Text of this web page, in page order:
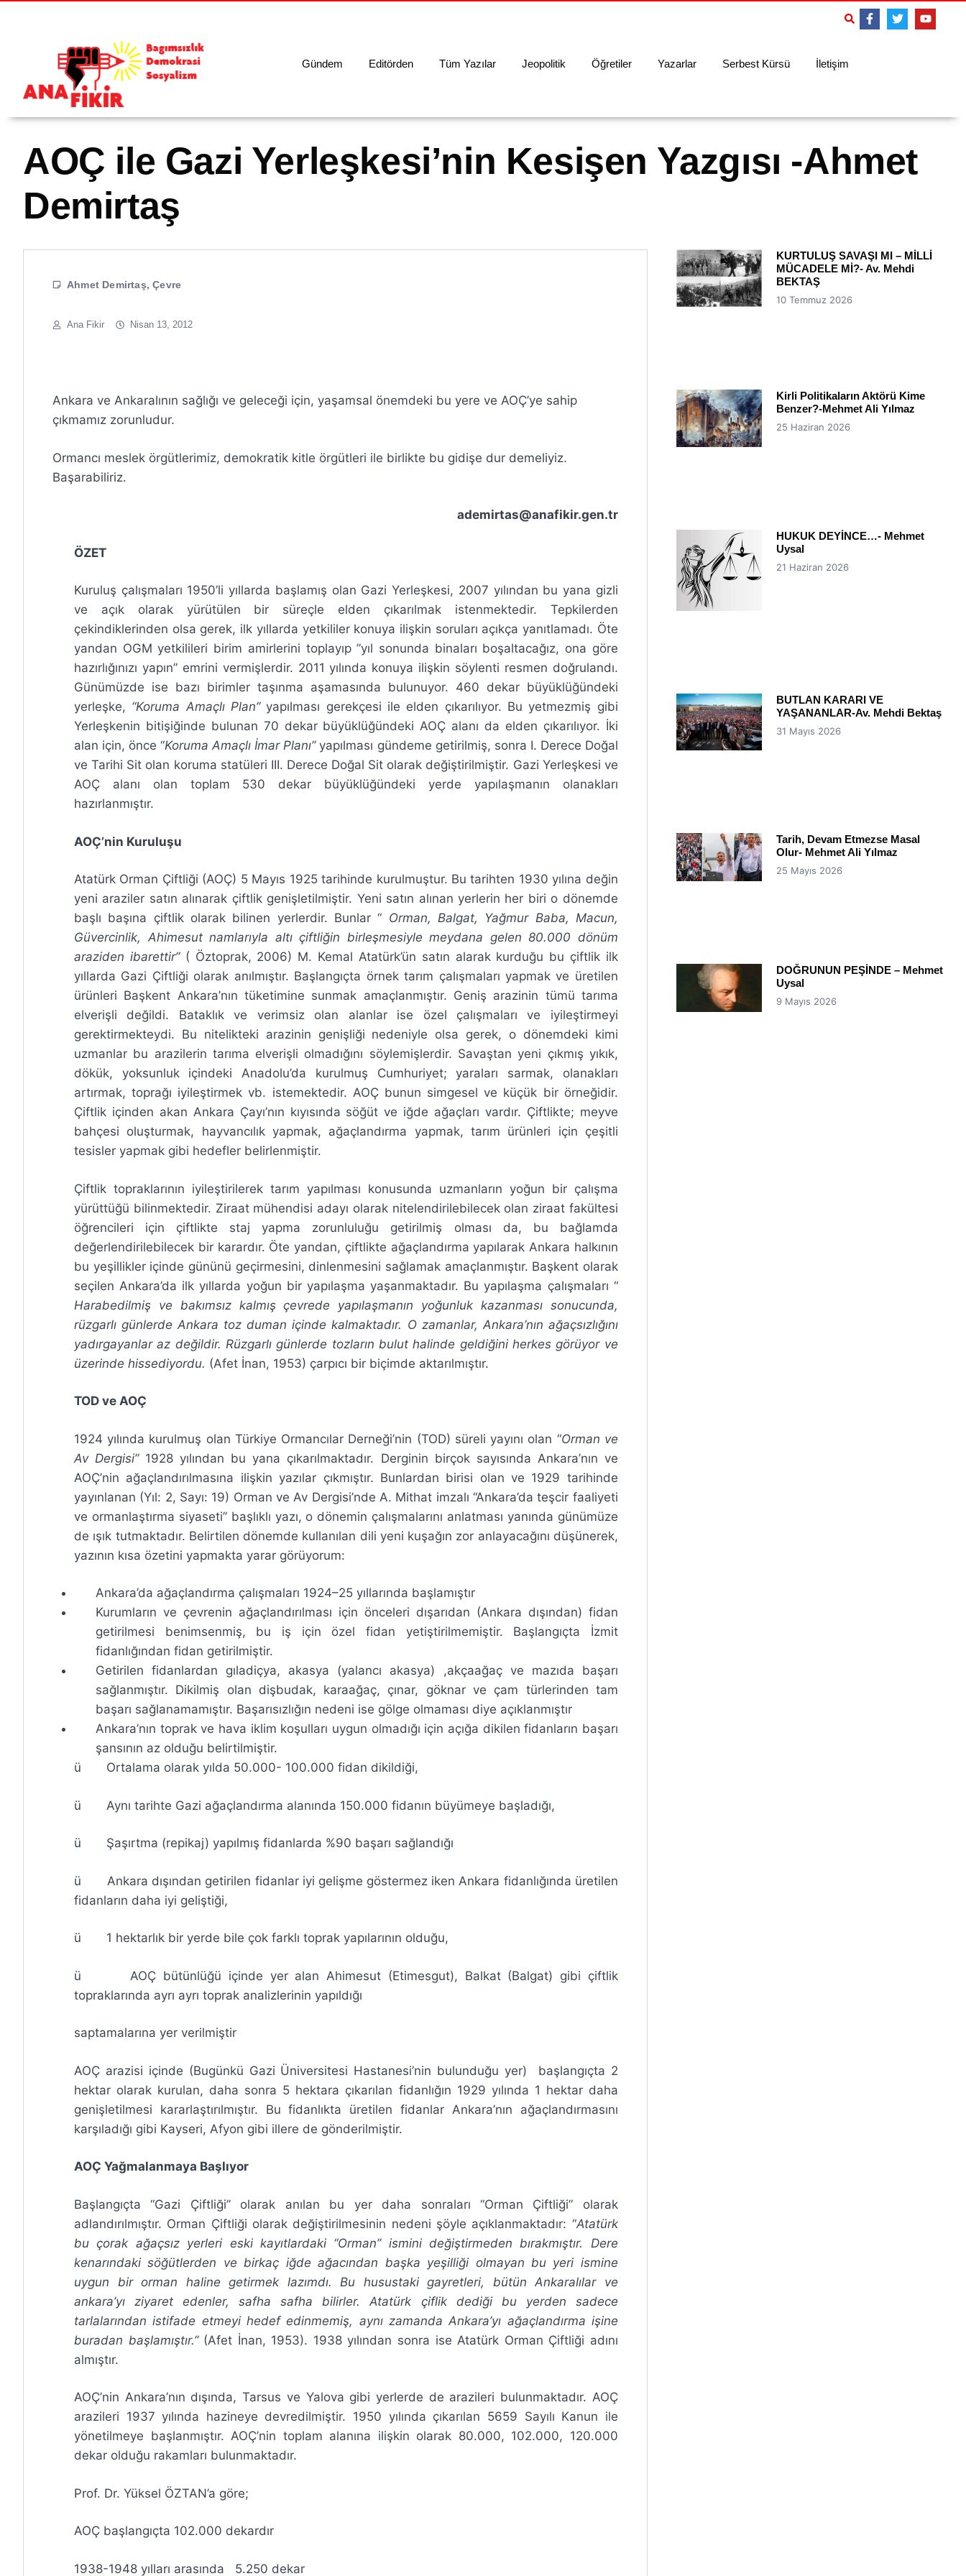
Gündem Editörden Tüm Yazılar Jeopolitik Öğretiler Yazarlar Serbest Kürsü İletişim
AOÇ ile Gazi Yerleşkesi’nin Kesişen Yazgısı -Ahmet
Demirtaş
Ahmet Demirtaş,Çevre
Ana Fikir Nisan 13, 2012
Ankara ve Ankaralının sağlığı ve geleceği için, yaşamsal önemdeki bu yere ve AOÇ’ye sahip
çıkmamız zorunludur.
Ormancı meslek örgütlerimiz, demokratik kitle örgütleri ile birlikte bu gidişe dur demeliyiz.
Başarabiliriz.
ademirtas@anafikir.gen.tr
ÖZET
Kuruluş çalışmaları 1950’li yıllarda başlamış olan Gazi Yerleşkesi, 2007 yılından bu yana gizli
ve açık olarak yürütülen bir süreçle elden çıkarılmak istenmektedir. Tepkilerden
çekindiklerinden olsa gerek, ilk yıllarda yetkililer konuya ilişkin soruları açıkça yanıtlamadı. Öte
yandan OGM yetkilileri birim amirlerini toplayıp ”yıl sonunda binaları boşaltacağız, ona göre
hazırlığınızı yapın” emrini vermişlerdir. 2011 yılında konuya ilişkin söylenti resmen doğrulandı.
Günümüzde ise bazı birimler taşınma aşamasında bulunuyor. 460 dekar büyüklüğündeki
yerleşke, “Koruma Amaçlı Plan”yapılması gerekçesi ile elden çıkarılıyor. Bu yetmezmiş gibi
Yerleşkenin bitişiğinde bulunan 70 dekar büyüklüğündeki AOÇ alanı da elden çıkarılıyor. İki
alan için, önce “Koruma Amaçlı İmar Planı”yapılması gündeme getirilmiş, sonra I. Derece Doğal
ve Tarihi Sit olan koruma statüleri III. Derece Doğal Sit olarak değiştirilmiştir. Gazi Yerleşkesi ve
AOÇ alanı olan toplam 530 dekar büyüklüğündeki yerde yapılaşmanın olanakları
hazırlanmıştır.
AOÇ’nin Kuruluşu
Atatürk Orman Çiftliği (AOÇ) 5 Mayıs 1925 tarihinde kurulmuştur. Bu tarihten 1930 yılına değin
yeni araziler satın alınarak çiftlik genişletilmiştir. Yeni satın alınan yerlerin her biri o dönemde
başlı başına çiftlik olarak bilinen yerlerdir. Bunlar “ Orman, Balgat, Yağmur Baba, Macun,
Güvercinlik, Ahimesut namlarıyla altı çiftliğin birleşmesiyle meydana gelen 80.000 dönüm
araziden ibarettir”( Öztoprak, 2006) M. Kemal Atatürk’ün satın alarak kurduğu bu çiftlik ilk
yıllarda Gazi Çiftliği olarak anılmıştır. Başlangıçta örnek tarım çalışmaları yapmak ve üretilen
ürünleri Başkent Ankara’nın tüketimine sunmak amaçlanmıştır. Geniş arazinin tümü tarıma
elverişli değildi. Bataklık ve verimsiz olan alanlar ise özel çalışmaları ve iyileştirmeyi
gerektirmekteydi. Bu nitelikteki arazinin genişliği nedeniyle olsa gerek, o dönemdeki kimi
uzmanlar bu arazilerin tarıma elverişli olmadığını söylemişlerdir. Savaştan yeni çıkmış yıkık,
dökük, yoksunluk içindeki Anadolu’da kurulmuş Cumhuriyet; yaraları sarmak, olanakları
artırmak, toprağı iyileştirmek vb. istemektedir. AOÇ bunun simgesel ve küçük bir örneğidir.
Çiftlik içinden akan Ankara Çayı’nın kıyısında söğüt ve iğde ağaçları vardır. Çiftlikte; meyve
bahçesi oluşturmak, hayvancılık yapmak, ağaçlandırma yapmak, tarım ürünleri için çeşitli
tesisler yapmak gibi hedefler belirlenmiştir.
Çiftlik topraklarının iyileştirilerek tarım yapılması konusunda uzmanların yoğun bir çalışma
yürüttüğü bilinmektedir. Ziraat mühendisi adayı olarak nitelendirilebilecek olan ziraat fakültesi
öğrencileri için çiftlikte staj yapma zorunluluğu getirilmiş olması da, bu bağlamda
değerlendirilebilecek bir karardır. Öte yandan, çiftlikte ağaçlandırma yapılarak Ankara halkının
bu yeşillikler içinde gününü geçirmesini, dinlenmesini sağlamak amaçlanmıştır. Başkent olarak
seçilen Ankara’da ilk yıllarda yoğun bir yapılaşma yaşanmaktadır. Bu yapılaşma çalışmaları “
Harabedilmiş ve bakımsız kalmış çevrede yapılaşmanın yoğunluk kazanması sonucunda,
rüzgarlı günlerde Ankara toz duman içinde kalmaktadır. O zamanlar, Ankara’nın ağaçsızlığını
yadırgayanlar az değildir. Rüzgarlı günlerde tozların bulut halinde geldiğini herkes görüyor ve
üzerinde hissediyordu. (Afet İnan, 1953) çarpıcı bir biçimde aktarılmıştır.
TOD ve AOÇ
1924 yılında kurulmuş olan Türkiye Ormancılar Derneği’nin (TOD) süreli yayını olan “Orman ve
Av Dergisi”1928 yılından bu yana çıkarılmaktadır. Derginin birçok sayısında Ankara’nın ve
AOÇ’nin ağaçlandırılmasına ilişkin yazılar çıkmıştır. Bunlardan birisi olan ve 1929 tarihinde
yayınlanan (Yıl: 2, Sayı: 19) Orman ve Av Dergisi’nde A. Mithat imzalı “Ankara’da teşcir faaliyeti
ve ormanlaştırma siyaseti” başlıklı yazı, o dönemin çalışmalarını anlatması yanında günümüze
de ışık tutmaktadır. Belirtilen dönemde kullanılan dili yeni kuşağın zor anlayacağını düşünerek,
yazının kısa özetini yapmakta yarar görüyorum:
Ankara’da ağaçlandırma çalışmaları 1924–25 yıllarında başlamıştır
Kurumların ve çevrenin ağaçlandırılması için önceleri dışarıdan (Ankara dışından) fidan
getirilmesi benimsenmiş, bu iş için özel fidan yetiştirilmemiştir. Başlangıçta İzmit
fidanlığından fidan getirilmiştir.
Getirilen fidanlardan gıladiçya, akasya (yalancı akasya) ,akçaağaç ve mazıda başarı
sağlanmıştır. Dikilmiş olan dişbudak, karaağaç, çınar, göknar ve çam türlerinden tam
başarı sağlanamamıştır. Başarısızlığın nedeni ise gölge olmaması diye açıklanmıştır
Ankara’nın toprak ve hava iklim koşulları uygun olmadığı için açığa dikilen fidanların başarı
şansının az olduğu belirtilmiştir.
ü Ortalama olarak yılda 50.000- 100.000 fidan dikildiği,
ü Aynı tarihte Gazi ağaçlandırma alanında 150.000 fidanın büyümeye başladığı,
ü Şaşırtma (repikaj) yapılmış fidanlarda %90 başarı sağlandığı
ü Ankara dışından getirilen fidanlar iyi gelişme göstermez iken Ankara fidanlığında üretilen
fidanların daha iyi geliştiği,
ü 1 hektarlık bir yerde bile çok farklı toprak yapılarının olduğu,
ü AOÇ bütünlüğü içinde yer alan Ahimesut (Etimesgut), Balkat (Balgat) gibi çiftlik
topraklarında ayrı ayrı toprak analizlerinin yapıldığı
saptamalarına yer verilmiştir
AOÇ arazisi içinde (Bugünkü Gazi Üniversitesi Hastanesi’nin bulunduğu yer) başlangıçta 2
hektar olarak kurulan, daha sonra 5 hektara çıkarılan fidanlığın 1929 yılında 1 hektar daha
genişletilmesi kararlaştırılmıştır. Bu fidanlıkta üretilen fidanlar Ankara’nın ağaçlandırmasını
karşıladığı gibi Kayseri, Afyon gibi illere de gönderilmiştir.
AOÇ Yağmalanmaya Başlıyor
Başlangıçta “Gazi Çiftliği” olarak anılan bu yer daha sonraları “Orman Çiftliği” olarak
adlandırılmıştır. Orman Çiftliği olarak değiştirilmesinin nedeni şöyle açıklanmaktadır: “Atatürk
bu çorak ağaçsız yerleri eski kayıtlardaki “Orman” ismini değiştirmeden bırakmıştır. Dere
kenarındaki söğütlerden ve birkaç iğde ağacından başka yeşilliği olmayan bu yeri ismine
uygun bir orman haline getirmek lazımdı. Bu husustaki gayretleri, bütün Ankaralılar ve
ankara’yı ziyaret edenler, safha safha bilirler. Atatürk çiflik dediği bu yerden sadece
tarlalarından istifade etmeyi hedef edinmemiş, aynı zamanda Ankara’yı ağaçlandırma işine
buradan başlamıştır.”(Afet İnan, 1953). 1938 yılından sonra ise Atatürk Orman Çiftliği adını
almıştır.
AOÇ’nin Ankara’nın dışında, Tarsus ve Yalova gibi yerlerde de arazileri bulunmaktadır. AOÇ
arazileri 1937 yılında hazineye devredilmiştir. 1950 yılında çıkarılan 5659 Sayılı Kanun ile
yönetilmeye başlanmıştır. AOÇ’nin toplam alanına ilişkin olarak 80.000, 102.000, 120.000
dekar olduğu rakamları bulunmaktadır.
Prof. Dr. Yüksel ÖZTAN’a göre;
AOÇ başlangıçta 102.000 dekardır
1938-1948 yılları arasında 5.250 dekar
KURTULUŞ SAVAŞI MI – MİLLİ
MÜCADELE Mİ?- Av. Mehdi
BEKTAŞ
10 Temmuz 2026
Kirli Politikaların Aktörü Kime
Benzer?-Mehmet Ali Yılmaz
25 Haziran 2026
HUKUK DEYİNCE…- Mehmet
Uysal
21 Haziran 2026
BUTLAN KARARI VE
YAŞANANLAR-Av. Mehdi Bektaş
31 Mayıs 2026
Tarih, Devam Etmezse Masal
Olur- Mehmet Ali Yılmaz
25 Mayıs 2026
DOĞRUNUN PEŞİNDE – Mehmet
Uysal
9 Mayıs 2026